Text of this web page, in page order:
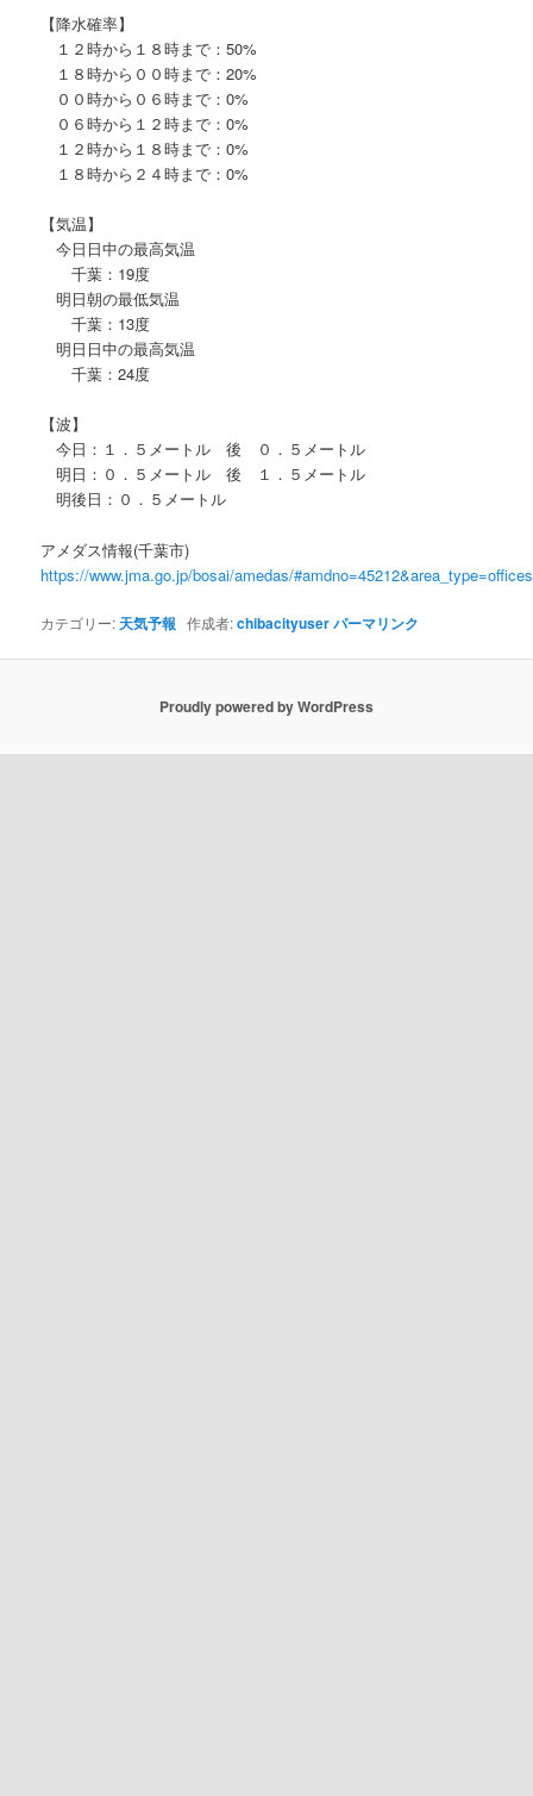
【降水確率】
１２時から１８時まで：50%
１８時から００時まで：20%
００時から０６時まで：0%
０６時から１２時まで：0%
１２時から１８時まで：0%
１８時から２４時まで：0%
【気温】
今日日中の最高気温
千葉：19度
明日朝の最低気温
千葉：13度
明日日中の最高気温
千葉：24度
【波】
今日：１．５メートル 後 ０．５メートル
明日：０．５メートル 後 １．５メートル
明後日：０．５メートル
アメダス情報(千葉市)
https://www.jma.go.jp/bosai/amedas/
カテゴリー: 天気予報 作成者:chibacityuserパーマリンク
Proudly powered by WordPress